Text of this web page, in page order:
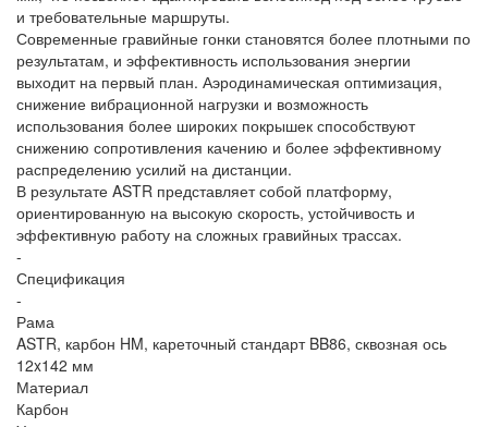
и требовательные маршруты.
Современные гравийные гонки становятся более плотными по
результатам, и эффективность использования энергии
выходит на первый план. Аэродинамическая оптимизация,
снижение вибрационной нагрузки и возможность
использования более широких покрышек способствуют
снижению сопротивления качению и более эффективному
распределению усилий на дистанции.
В результате ASTR представляет собой платформу,
ориентированную на высокую скорость, устойчивость и
эффективную работу на сложных гравийных трассах.
-
Спецификация
-
Рама
ASTR, карбон HM, кареточный стандарт BB86, сквозная ось
12x142 мм
Материал
Карбон